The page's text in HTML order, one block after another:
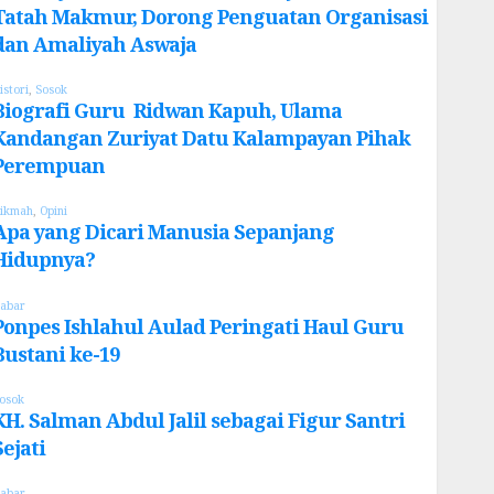
Makmur, Dorong Penguatan Organisasi
Amaliyah Aswaja
, Sosok
Guru Ridwan Kapuh, Ulama
Zuriyat Datu Kalampayan Pihak
, Opini
yang Dicari Manusia Sepanjang
Ishlahul Aulad Peringati Haul Guru
ke-19
Salman Abdul Jalil sebagai Figur Santri